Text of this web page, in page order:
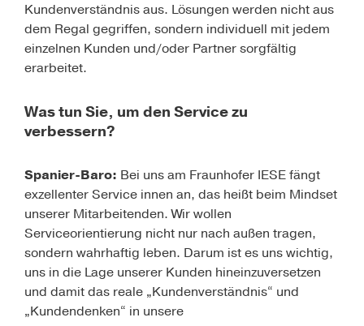
Kundenverständnis aus. Lösungen werden nicht aus
dem Regal gegriffen, sondern individuell mit jedem
einzelnen Kunden und/oder Partner sorgfältig
erarbeitet.
Was tun Sie, um den Service zu
verbessern?
Spanier-Baro: Bei uns am Fraunhofer IESE fängt
exzellenter Service innen an, das heißt beim Mindset
unserer Mitarbeitenden. Wir wollen
Serviceorientierung nicht nur nach außen tragen,
sondern wahrhaftig leben. Darum ist es uns wichtig,
uns in die Lage unserer Kunden hineinzuversetzen
und damit das reale „Kundenverständnis“ und
„Kundendenken“ in unsere